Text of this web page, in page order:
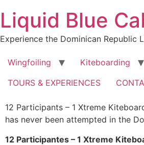
content
Liquid Blue
Experience the Dominican Republic
Wingfoiling
Kiteboarding
TOURS & EXPERIENCES
12 Participants – 1 Xtreme
has never been attempted in the
12 Participantes – 1 Xtreme